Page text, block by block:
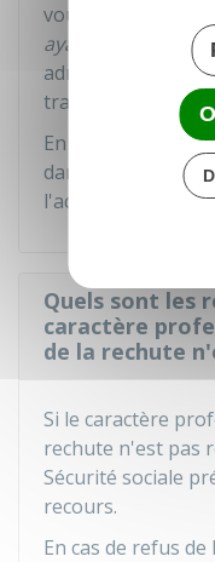
vous est
ayants droit
en
adressée à votre
traitant.
En l'absence de
dans le délai
l'accident est
Quels sont les
caractère
de la rechute
Si le caractère
rechute n'est pas
Sécurité sociale
recours.
En cas de refus de